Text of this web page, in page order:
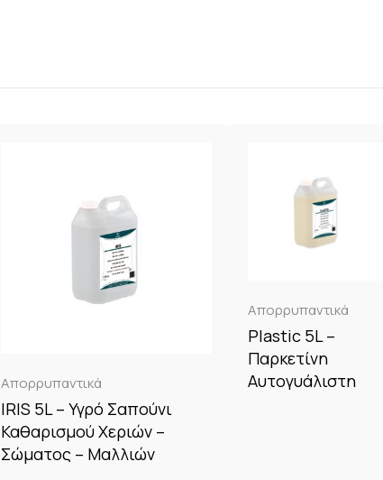
Απορρυπαντικά
IRIS 5L – Υγρό Σαπούνι
Καθαρισμού Χεριών –
Σώματος – Μαλλιών
Απορρυπαντικά
Plastic 5L –
Παρκετίνη
Αυτογυάλιστη